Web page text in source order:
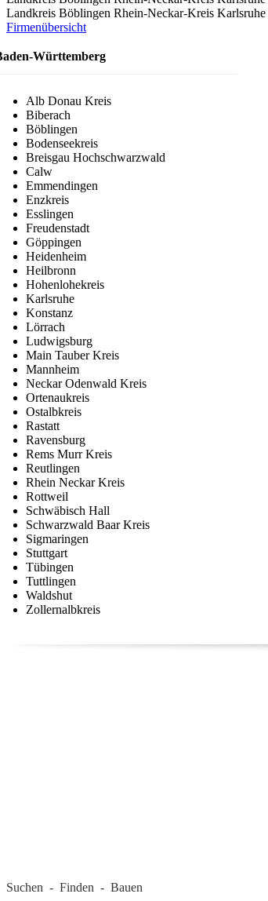
Landkreis Böblingen Rhein-Neckar-Kreis Karlsruhe
Firmenübersicht
Württemberg
Alb Donau Kreis
Biberach
Böblingen
Bodenseekreis
Breisgau Hochschwarzwald
Calw
Emmendingen
Enzkreis
Esslingen
Freudenstadt
Göppingen
Heidenheim
Heilbronn
Hohenlohekreis
Karlsruhe
Konstanz
Lörrach
Ludwigsburg
Main Tauber Kreis
Mannheim
Neckar Odenwald Kreis
Ortenaukreis
Ostalbkreis
Rastatt
Ravensburg
Rems Murr Kreis
Reutlingen
Rhein Neckar Kreis
Rottweil
Schwäbisch Hall
Schwarzwald Baar Kreis
Sigmaringen
Stuttgart
Tübingen
Tuttlingen
Waldshut
Zollernalbkreis
Suchen - Finden - Bauen